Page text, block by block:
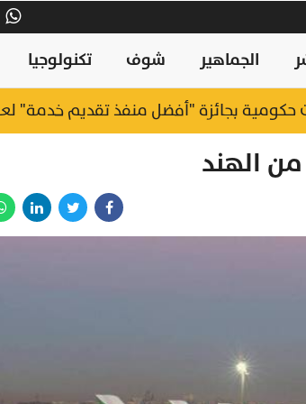
الجماهير شوف تكنولوجيا
من الهند